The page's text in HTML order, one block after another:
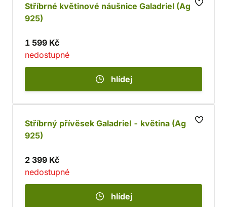
Stříbrné květinové náušnice Galadriel (Ag
925)
1 599 Kč
nedostupné
hlídej
Stříbrný přívěsek Galadriel - květina (Ag
925)
2 399 Kč
nedostupné
hlídej